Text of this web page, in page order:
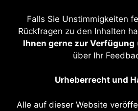
Falls Sie Unstimmigkeiten
Rückfragen zu den Inhalten
Ihnen gerne zur Verfügung
über Ihr
Urheberrecht und
Alle auf dieser Website